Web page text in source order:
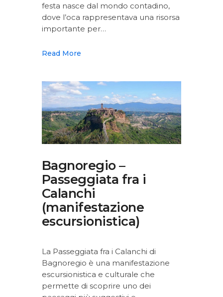
festa nasce dal mondo contadino,
dove l’oca rappresentava una risorsa
importante per…
Read More
Bagnoregio –
Passeggiata fra i
Calanchi
(manifestazione
escursionistica)
La Passeggiata fra i Calanchi di
Bagnoregio è una manifestazione
escursionistica e culturale che
permette di scoprire uno dei